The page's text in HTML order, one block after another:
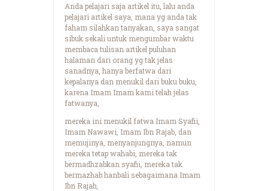
Anda pelajari saja artikel itu, lalu anda
pelajari artikel saya, mana yg anda tak
faham silahkan tanyakan, saya sangat
sibuk sekali untuk mengumbar waktu
membaca tulisan artikel puluhan
halaman dari orang yg tak jelas
sanadnya, hanya berfatwa dari
kepalanya dan menukil dari buku buku,
karena Imam Imam kami telah jelas
fatwanya,
mereka ini menukil fatwa Imam Syafii,
Imam Nawawi, Imam Ibn Rajab, dan
memujinya, menyanjungnya, namun
mereka tetap wahabi, mereka tak
bermadhzabkan syafii, mereka tak
bermazhab hanbali sebagaimana Imam
Ibn Rajab,